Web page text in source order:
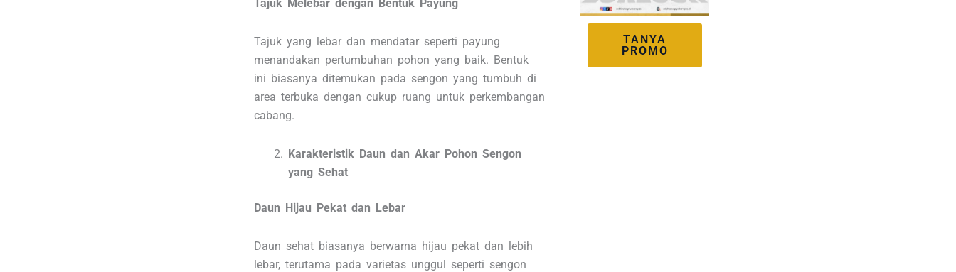
Tajuk Melebar dengan Bentuk Payung
Tajuk yang lebar dan mendatar seperti payung
menandakan pertumbuhan pohon yang baik. Bentuk
ini biasanya ditemukan pada sengon yang tumbuh di
area terbuka dengan cukup ruang untuk perkembangan
cabang.
Karakteristik Daun dan Akar Pohon Sengon
yang Sehat
Daun Hijau Pekat dan Lebar
Daun sehat biasanya berwarna hijau pekat dan lebih
lebar, terutama pada varietas unggul seperti sengon
TANYA
PROMO